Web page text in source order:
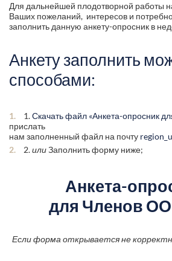
Для дальнейшей плодотворной работы
Ваших пожеланий, интересов и
заполнить данную анкету-опросник в
Анкету заполнить
способами:
1.Скачать файл «Анкета-опросник
прислать
нам заполненный файл на почту
2.илиЗаполнить форму ниже;
Анкета-
для Членов
Если форма открывается не